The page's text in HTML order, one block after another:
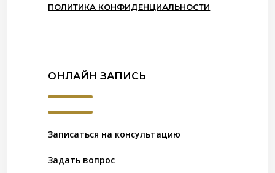
ПОЛИТИКА КОНФИДЕНЦИАЛЬНОСТИ
ОНЛАЙН ЗАПИСЬ
Записаться на консультацию
Задать вопрос